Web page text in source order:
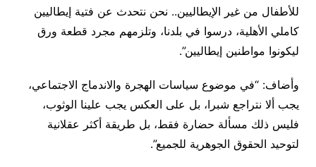
للأطفال من غير الإيطاليين.. نحن نتحدث عن فتية إيطاليين
كاملي الأهلية، درسوا في بلدنا، وتلزمهم مجرد قطعة ورق
ليكونوا مواطنين إيطاليين”.
وأضاف: “في موضوع سياسات الهجرة والاندماج الاجتماعي،
يجب ألا نتراجع شبرا، بل على العكس يجب علينا الوثوب،
فليس ذلك مسألة حضارة فقط، بل طريقة أكثر عقلانية
لتوحيد الحقوق الجوهرية للجميع”.